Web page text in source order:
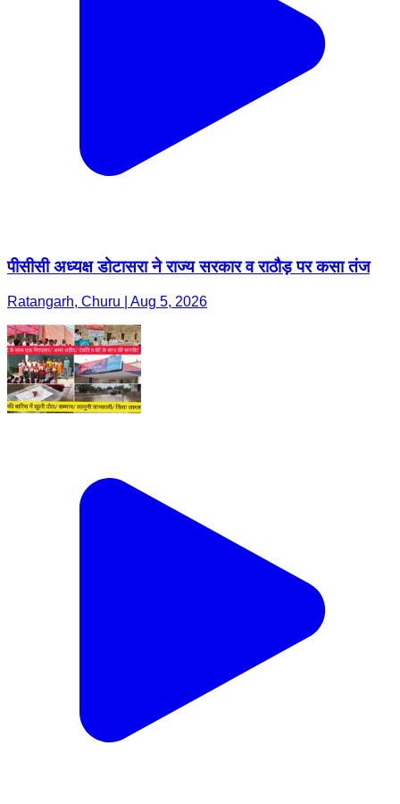
पीसीसी अध्यक्ष डोटासरा ने राज्य सरकार व राठौड़ पर कसा तंज
Ratangarh, Churu | Aug 5, 2026